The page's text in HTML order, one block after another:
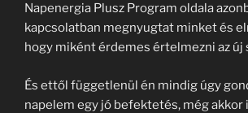
Napenergia Plusz Program oldala
kapcsolatban megnyugtat minket és
hogy miként érdemes értelmezni az új
És ettől függetlenül én mindig úgy
napelem egy jó befektetés, még akkor